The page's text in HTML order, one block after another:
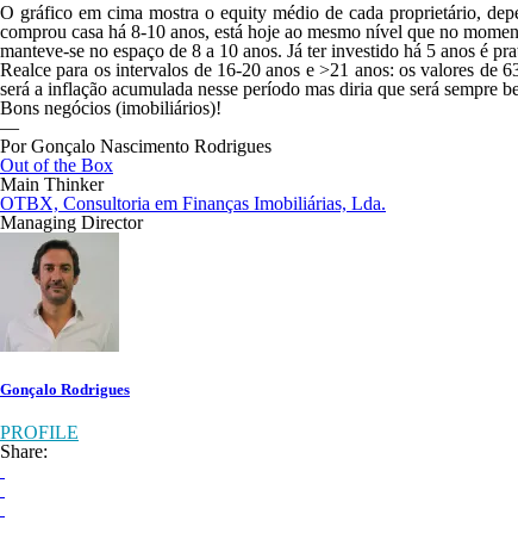
O gráfico em cima mostra o equity médio de cada proprietário,
comprou casa há 8-10 anos, está hoje ao mesmo nível que no
manteve-se no espaço de 8 a 10 anos. Já ter investido há 5 anos é
Realce para os intervalos de 16-20 anos e >21 anos: os valores
será a inflação acumulada nesse período mas diria que será sempre
Bons negócios (imobiliários)!
—
Por Gonçalo Nascimento Rodrigues
Out of the Box
Main Thinker
OTBX, Consultoria em Finanças Imobiliárias, Lda.
Managing Director
Gonçalo Rodrigues
PROFILE
Share: